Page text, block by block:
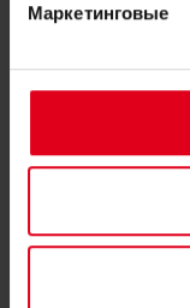
Маркетинговые